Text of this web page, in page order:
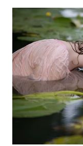
SERIBU
WN
TANGERANG
WN
BINJAI
WN